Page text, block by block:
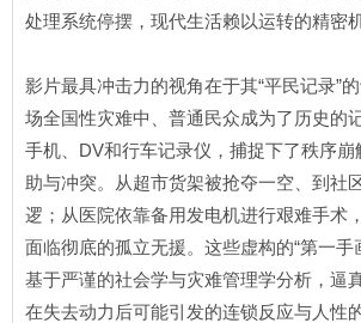
处理系统停摆，现代生活赖以运转的精密
影片最具冲击力的视角在于其“平民记录”
场全国性灾难中、普通民众成为了历史的
手机、DV和行车记录仪，捕捉下了秩序崩
助与冲突。从超市货架被抢夺一空、到社
逻；从医院依靠备用发电机进行艰难手术
面临彻底的孤立无援。这些虚构的“第一手
基于严谨的社会学与灾难管理学分析，逼
在失去动力后可能引发的连锁反应与人性